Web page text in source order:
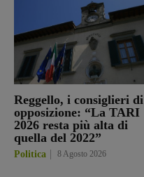
Reggello, i consiglieri di
opposizione: “La TARI
2026 resta più alta di
quella del 2022”
Politica 8 Agosto 2026